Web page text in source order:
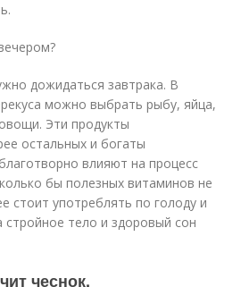
дожидаться завтрака. В
можно выбрать рыбу, яйца,
Эти продукты
остальных и богаты
влияют на процесс
бы полезных витаминов не
стоит употреблять по голоду и
стройное тело и здоровый сон
чеснок.